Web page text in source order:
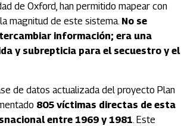
de Oxford, han permitido mapear con
magnitud de este sistema. No se
información; era una
y subrepticia para el secuestro y el
de datos actualizada del proyecto Plan
805 víctimas directas de esta
entre 1969 y 1981. Este